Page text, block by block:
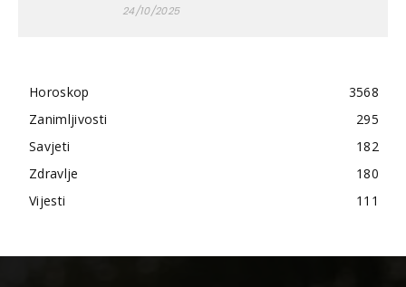
24/10/2025
Horoskop
3568
Zanimljivosti
295
Savjeti
182
Zdravlje
180
Vijesti
111